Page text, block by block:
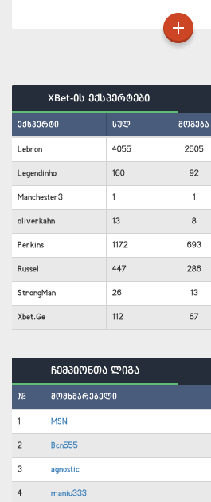
XBet-ის ექსპერტები
ექსპერტი სულ მოგება
Lebron 4055 2505
Legendinho 160 92
Manchester3 1 1
oliverkahn 13 8
Perkins 1172 693
Russel 447 286
StrongMan 26 13
Xbet.Ge 112 67
ჩემპიონთა ლიგა
# მომხმარებელი
1 MSN
2 Bcn555
3 agnostic
4 maniu333